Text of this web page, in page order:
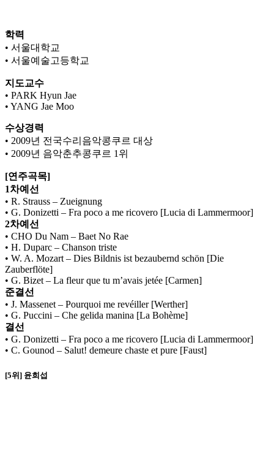
학력
• 서울대학교
• 서울예술고등학교
지도교수
• PARK Hyun Jae
• YANG Jae Moo
수상경력
• 2009년 전국수리음악콩쿠르 대상
• 2009년 음악춘추콩쿠르 1위
[연주곡목]
1차예선
• R. Strauss – Zueignung
• G. Donizetti – Fra poco a me ricovero [Lucia di Lammermoor]
2차예선
• CHO Du Nam – Baet No Rae
• H. Duparc – Chanson triste
• W. A. Mozart – Dies Bildnis ist bezaubernd schön [Die
Zauberflöte]
• G. Bizet – La fleur que tu m’avais jetée [Carmen]
준결선
• J. Massenet – Pourquoi me revéiller [Werther]
• G. Puccini – Che gelida manina [La Bohème]
결선
• G. Donizetti – Fra poco a me ricovero [Lucia di Lammermoor]
• C. Gounod – Salut! demeure chaste et pure [Faust]
[5위] 윤희섭